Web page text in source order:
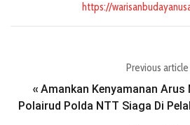
https://
Previous article
« Amankan Kenyamanan
Polairud Polda NTT Siaga Di